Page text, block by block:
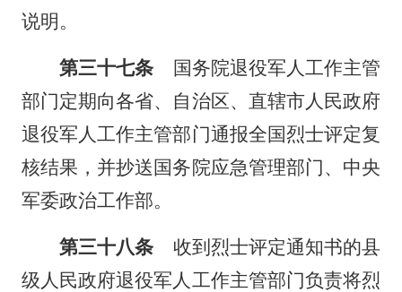
说明。
第三十七条 国务院退役军人工作主管
部门定期向各省、自治区、直辖市人民政府
退役军人工作主管部门通报全国烈士评定复
核结果，并抄送国务院应急管理部门、中央
军委政治工作部。
第三十八条 收到烈士评定通知书的县
级人民政府退役军人工作主管部门负责将烈